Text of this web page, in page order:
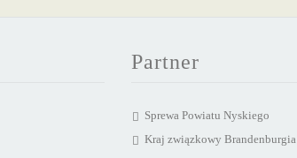
Partner
Sprewa Powiatu Nyskiego
Kraj związkowy Brandenburgia